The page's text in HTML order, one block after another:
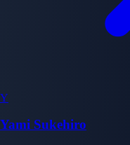
Y
Yami Sukehiro